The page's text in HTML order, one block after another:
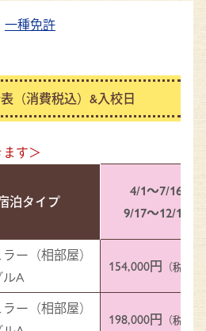
一種免許
（消費税込）&入校日
泊タイプ
4/1～7/16
9/17～12/14
ー（相部屋）
ルA
154,000円 （税込）
ー（相部屋）
198,000円 （税込）